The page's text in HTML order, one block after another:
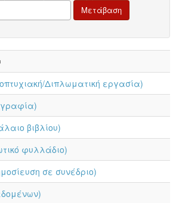
Διπλωματική εργασία)
βιβλίου)
φυλλάδιο)
σε συνέδριο)